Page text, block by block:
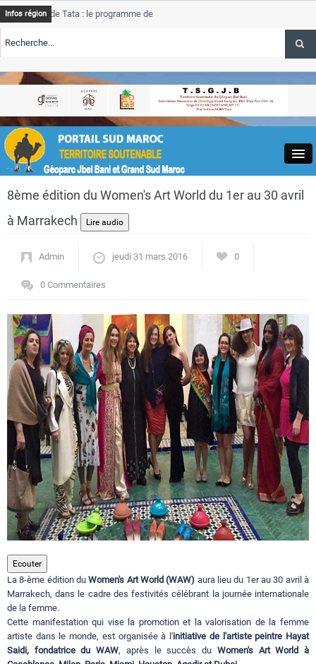
Close
Actualités
Circuits touristiques
Tourisme
Régions
Hotels
Evenements
Contact
Infos région
de Tata : le programme de rehabilitation post-inondations
TSGJB Tourisme : l’ONMT renforce l’aerien a Dakhla et
Tata
TSGJB Tourisme au Maroc : Transavia renforce les vols Paris-
8ème édition du Women's Art World du 1er au 30 avril
à Marrakech
Admin jeudi 31 mars 2016 0
0 Commentaires
Ecouter
La 8-ème édition duWomen's Art World (WAW) aura lieu du 1er au 30 avril à
Marrakech, dans le cadre des festivités célébrant la journée internationale
de la femme.
Cette manifestation qui vise la promotion et la valorisation de la femme
artiste dans le monde, est organisée à l'initiative de l'artiste peintre Hayat
Saidi, fondatrice du WAW, après le succès du Women's Art World à